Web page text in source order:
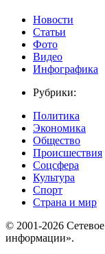
Новости
Статьи
Фото
Видео
Инфографика
Рубрики:
Политика
Экономика
Общество
Происшествия
Соцсфера
Культура
Спорт
Страна и мир
© 2001-2026
информации».